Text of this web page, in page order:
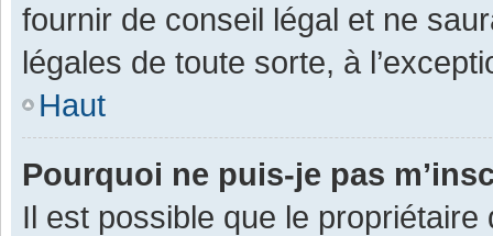
fournir de conseil légal et ne
légales de toute sorte, à
Haut
Pourquoi ne puis-je pas
Il est possible que le